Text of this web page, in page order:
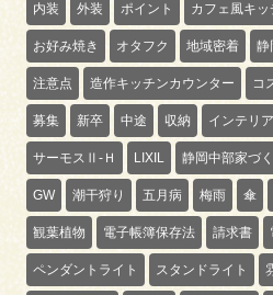
内装 外装 ポイント カフェ風キッ
お好み焼き オタフク 地域密着 静
注意点 造作キッチンカウンター コ
募集 新卒 中途 収納 インテリア
サーモスⅡ-Ｈ LIXIL 静岡中部家づ
GW 潮干狩り 五月病 梅雨 傘
観葉植物 電子帳簿保存法 請求書
ペンダントライト スタンドライト